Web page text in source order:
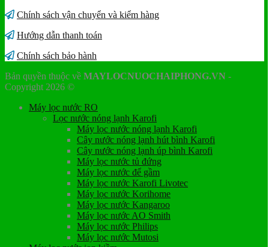
Chính sách vận chuyển và kiểm hàng
Hướng dẫn thanh toán
Chính sách bảo hành
Bản quyền thuộc về MAYLOCNUOCHAIPHONG.VN -
Copyright 2026 ©
Máy lọc nước RO
Lọc nước nóng lạnh Karofi
Máy lọc nước nóng lạnh Karofi
Cây nước nóng lạnh hút bình Karofi
Cây nước nóng lạnh úp bình Karofi
Máy lọc nước tủ đứng
Máy lọc nước để gầm
Máy lọc nước Karofi Livotec
Máy lọc nước Korihome
Máy lọc nước Kangaroo
Máy lọc nước AO Smith
Máy lọc nước Philips
Máy lọc nước Mutosi